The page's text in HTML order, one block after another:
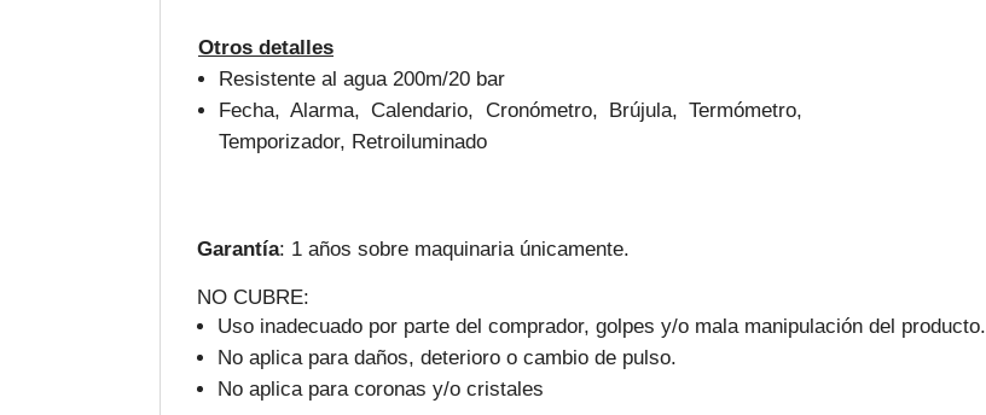
Otros detalles
Resistente al agua 200m/20 bar
Fecha, Alarma, Calendario, Cronómetro, Brújula, Termómetro,
Temporizador, Retroiluminado
Garantía: 1 años sobre maquinaria únicamente.
NO CUBRE:
Uso inadecuado por parte del comprador, golpes y/o mala manipulación del producto.
No aplica para daños, deterioro o cambio de pulso.
No aplica para coronas y/o cristales